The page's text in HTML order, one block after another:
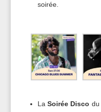
soirée.
La Soirée Disco du